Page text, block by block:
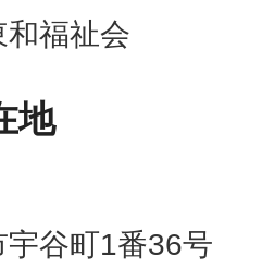
福祉会
地
谷町1番36号